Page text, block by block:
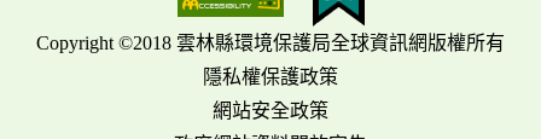
Copyright ©2018 雲林縣環境保護局全球資訊網版權所有
隱私權保護政策
網站安全政策